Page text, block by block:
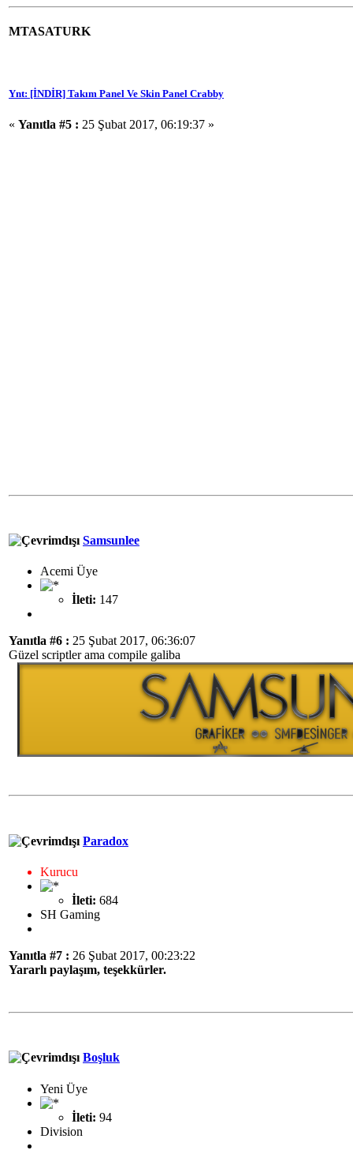
MTASATURK
Ynt: [İNDİR] Takım Panel Ve Skin Panel Crabby
« Yanıtla #5 : 25 Şubat 2017, 06:19:37 »
Samsunlee
Acemi Üye
İleti: 147
Yanıtla #6 : 25 Şubat 2017, 06:36:07
Güzel scriptler ama compile galiba
Paradox
Kurucu
İleti: 684
SH Gaming
Yanıtla #7 : 26 Şubat 2017, 00:23:22
Yararlı paylaşım, teşekkürler.
Boşluk
Yeni Üye
İleti: 94
Division